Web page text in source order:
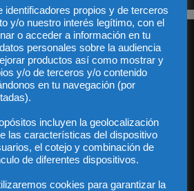
Quiénes somos
Legal
Privacidad
Guía Colaboradores
identificadores propios y de terceros
y/o nuestro interés legítimo, con el
o acceder a información en tu
personales sobre la audiencia
productos así como mostrar y
y/o de terceros y/o contenido
en tu navegación (por
incluyen la geolocalización
las características del dispositivo
el cotejo y combinación de
de diferentes dispositivos.
cookies para garantizar la